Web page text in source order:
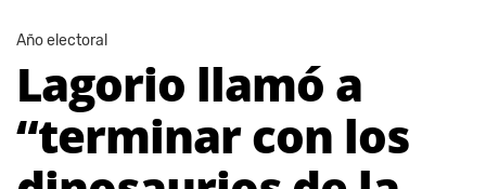
Año electoral
Lagorio llamó a
“terminar con los